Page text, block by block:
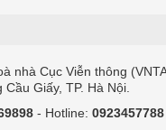
nhà Cục Viễn thông
Giấy, TP. Hà Nội.
- Hotline: 0923457788